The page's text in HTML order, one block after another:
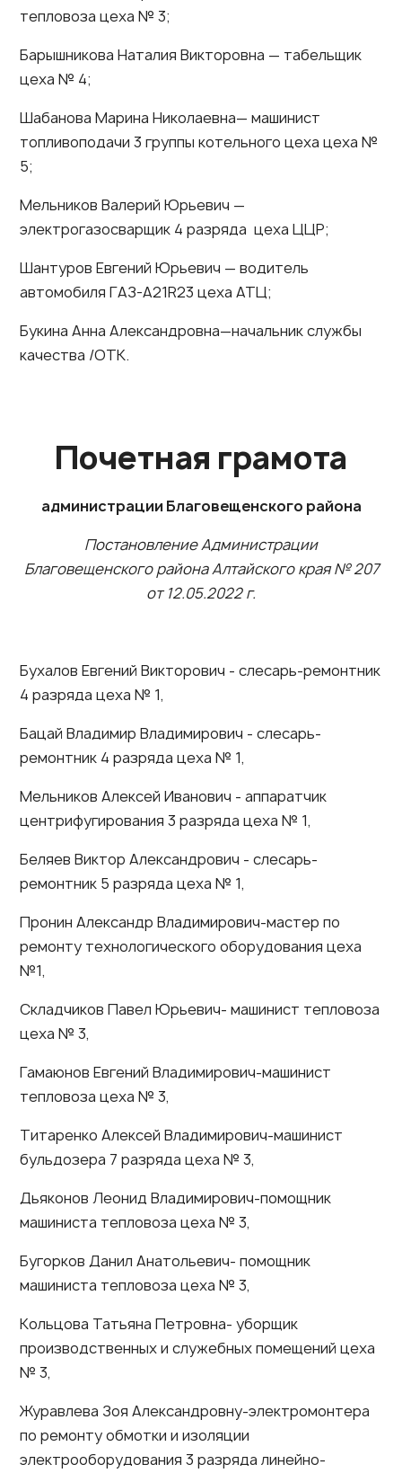
тепловоза цеха № 3;
Барышникова Наталия Викторовна — табельщик
цеха № 4;
Шабанова Марина Николаевна— машинист
топливоподачи 3 группы котельного цеха цеха №
5;
Мельников Валерий Юрьевич —
электрогазосварщик 4 разряда цеха ЦЦР;
Шантуров Евгений Юрьевич — водитель
автомобиля ГАЗ-А21R23 цеха АТЦ;
Букина Анна Александровна—начальник службы
качества /ОТК.
Почетная грамота
администрации Благовещенского района
Постановление Администрации
Благовещенского района Алтайского края № 207
от 12.05.2022 г.
Бухалов Евгений Викторович - слесарь-ремонтник
4 разряда цеха № 1,
Бацай Владимир Владимирович - слесарь-
ремонтник 4 разряда цеха № 1,
Мельников Алексей Иванович - аппаратчик
центрифугирования 3 разряда цеха № 1,
Беляев Виктор Александрович - слесарь-
ремонтник 5 разряда цеха № 1,
Пронин Александр Владимирович-мастер по
ремонту технологического оборудования цеха
№1,
Складчиков Павел Юрьевич- машинист тепловоза
цеха № 3,
Гамаюнов Евгений Владимирович-машинист
тепловоза цеха № 3,
Титаренко Алексей Владимирович-машинист
бульдозера 7 разряда цеха № 3,
Дьяконов Леонид Владимирович-помощник
машиниста тепловоза цеха № 3,
Бугорков Данил Анатольевич- помощник
машиниста тепловоза цеха № 3,
Кольцова Татьяна Петровна- уборщик
производственных и служебных помещений цеха
№ 3,
Журавлева Зоя Александровну-электромонтера
по ремонту обмотки и изоляции
электрооборудования 3 разряда линейно-